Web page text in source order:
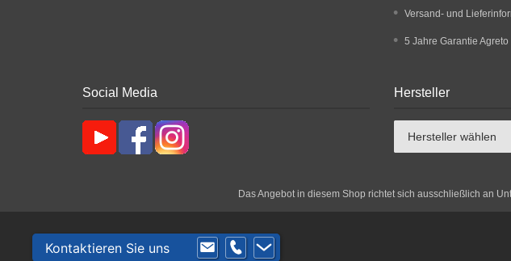
Versand- und
5 Jahre Garantie Agreto
Social Media Hersteller
Hersteller wählen
Das Angebot in diesem Shop richtet sich ausschließlich an
Kontaktieren Sie uns